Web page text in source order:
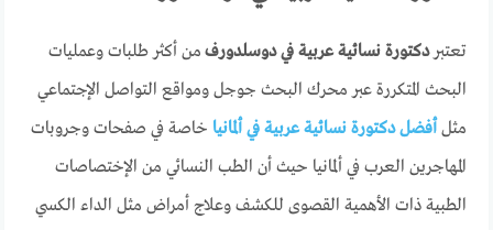
تعتبردكتورة نسائية عربية في دوسلدورف من أكثر طلبات وعمليات
البحث المتكررة عبر محرك البحث جوجل ومواقع التواصل الإجتماعي
مثلأفضل دكتورة نسائية عربية في ألمانيا خاصة في صفحات وجروبات
المهاجرين العرب في ألمانيا حيث أن الطب النسائي من الإختصاصات
الطبية ذات الأهمية القصوى للكشف وعلاج أمراض مثل الداء الكسي